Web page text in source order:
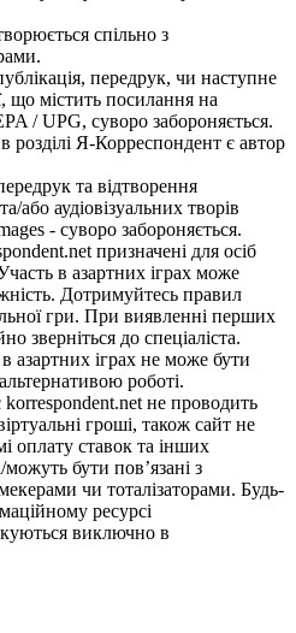
спільно з
передрук, чи наступне
що містить посилання на
/ UPG, суворо забороняється.
розділі Я-Корреспондент є автор
та відтворення
або аудіовізуальних творів
- суворо забороняється.
призначені для осіб
в азартних іграх може
Дотримуйтесь правил
гри. При виявленні перших
зверніться до спеціаліста.
азартних іграх не може бути
роботі.
не проводить
гроші, також сайт не
оплату ставок та інших
можуть бути пов’язані з
чи тоталізаторами. Будь-
ресурсі
виключно в